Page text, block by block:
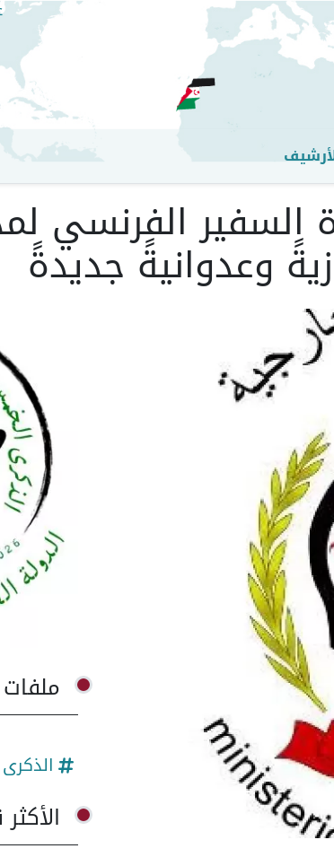
تجاوز
إلى
المحتوى
الرئيسي
السفير الفرنسي
وعدوانيةً جديدةً
ملفات